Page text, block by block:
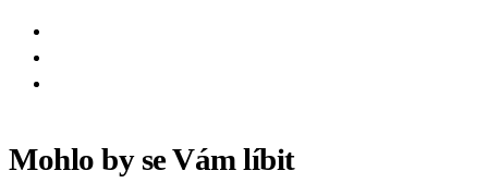
Mohlo by se Vám líbit